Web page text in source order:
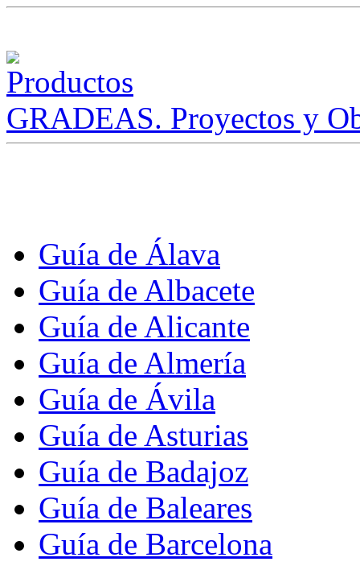
GRADEAS. Proyectos y
Guía de Álava
Guía de Albacete
Guía de Alicante
Guía de Almería
Guía de Ávila
Guía de Asturias
Guía de Badajoz
Guía de Baleares
Guía de Barcelona